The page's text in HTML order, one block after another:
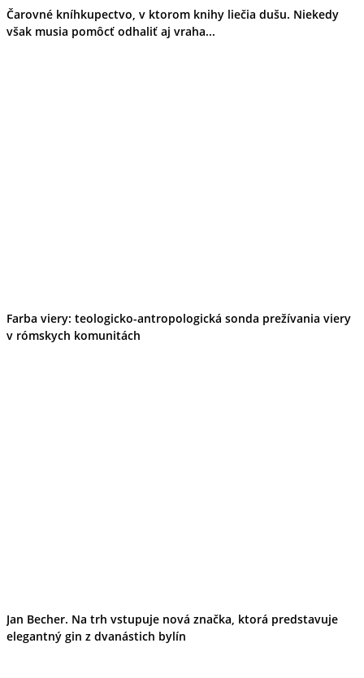
Čarovné kníhkupectvo, v ktorom knihy liečia dušu. Niekedy
však musia pomôcť odhaliť aj vraha...
Farba viery: teologicko-antropologická sonda prežívania viery
v rómskych komunitách
Jan Becher. Na trh vstupuje nová značka, ktorá predstavuje
elegantný gin z dvanástich bylín